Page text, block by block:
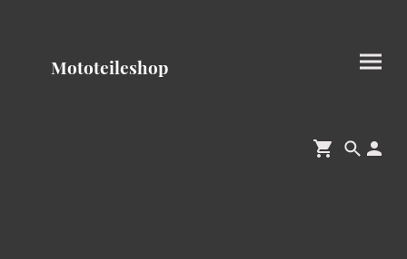
Mototeileshop